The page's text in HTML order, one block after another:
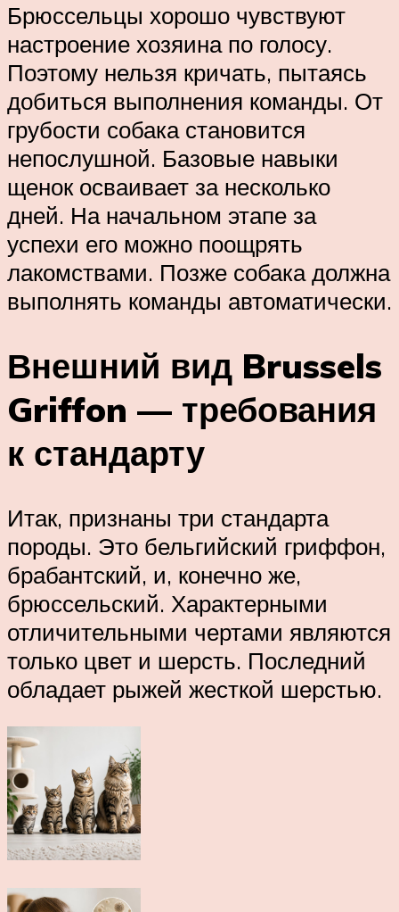
Брюссельцы хорошо чувствуют
настроение хозяина по голосу.
Поэтому нельзя кричать, пытаясь
добиться выполнения команды. От
грубости собака становится
непослушной. Базовые навыки
щенок осваивает за несколько
дней. На начальном этапе за
успехи его можно поощрять
лакомствами. Позже собака должна
выполнять команды автоматически.
Внешний вид Brussels
Griffon — требования
к стандарту
Итак, признаны три стандарта
породы. Это бельгийский гриффон,
брабантский, и, конечно же,
брюссельский. Характерными
отличительными чертами являются
только цвет и шерсть. Последний
обладает рыжей жесткой шерстью.